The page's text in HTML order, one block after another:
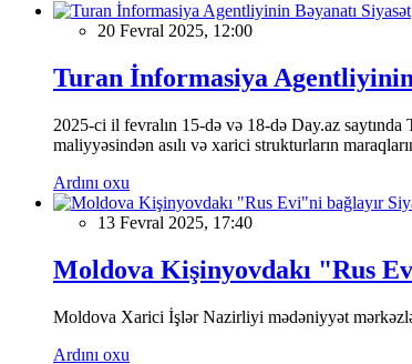
Siyasət
20 Fevral 2025, 12:00
Turan İnformasiya Agentliyinin
2025-ci il fevralın 15-də və 18-də Day.az
maliyyəsindən asılı və xarici strukturların
Ardını oxu
13 Fevral 2025, 17:40
Moldova Kişinyovdakı "Rus
Moldova Xarici İşlər Nazirliyi mədəniyyət
Ardını oxu